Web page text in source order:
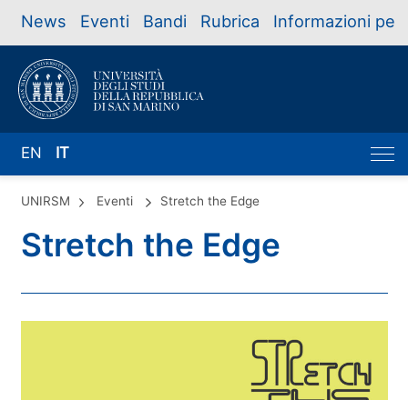
News Eventi Bandi Rubrica Informazioni per
EN IT
UNIRSM Eventi Stretch the Edge
Stretch the Edge